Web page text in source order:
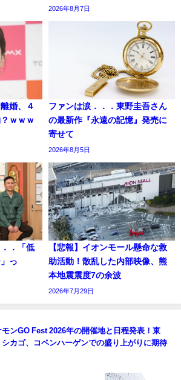
2026年8月7日
婚、４
ｗｗｗ
ファンは涙．．．東野圭吾さん
の最新作『永遠の記憶』発売に
寄せて
2026年8月5日
．「低
っ
【悲報】イオンモール懸命な救
助活動！散乱した内部映像、熊
本地震震度7の余波
2026年7月29日
モンGO Fest 2026年の開催地と日程発表！東
シカゴ、コペンハーゲンでの盛り上がりに期待